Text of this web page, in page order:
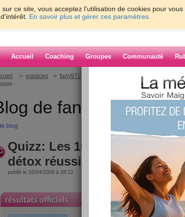
ce site, vous acceptez l'utilisation de cookies pour
En savoir plus et gérer ces paramètres.
Accueil Coaching Groupes Communauté
> espaces > fany972
> Quizz: Les 10 astuces pour une
de fany972
blog
Quizz: Les 10 astuces pour
détox réussie
publié le 16/04/2009 à 18:22